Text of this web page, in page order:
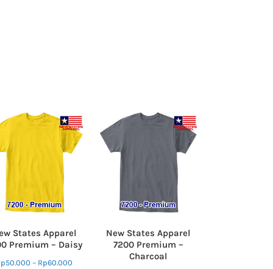
States Apparel
Premium – Daisy
50.000 – Rp60.000
New States Apparel
7200 Premium –
Charcoal